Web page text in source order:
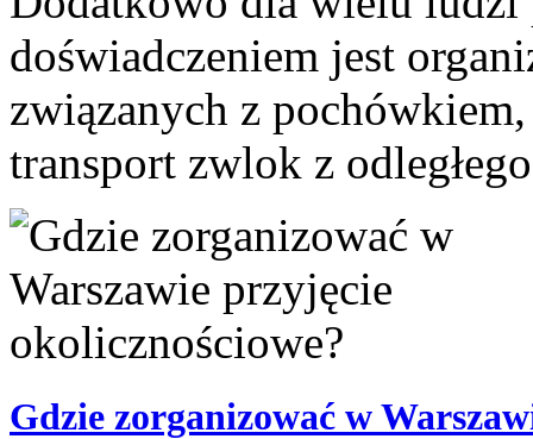
doświadczeniem jest
związanych z
transport zwlok z
Gdzie zorganizować w